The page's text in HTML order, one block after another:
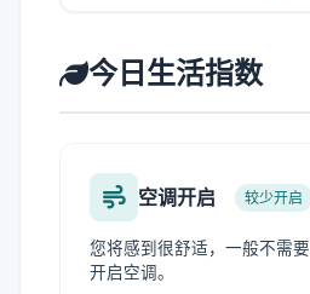
今日生活指数
空调开启 较少开启
您将感到很舒适，一般不需要
开启空调。